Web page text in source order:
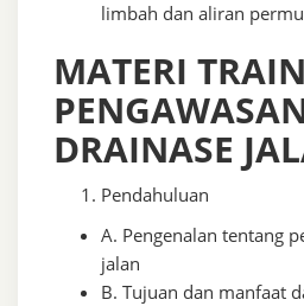
limbah dan aliran
MATERI
DRAINASE
Pendahuluan
A. Pengenalan tentang
jalan
B. Tujuan dan manfaat